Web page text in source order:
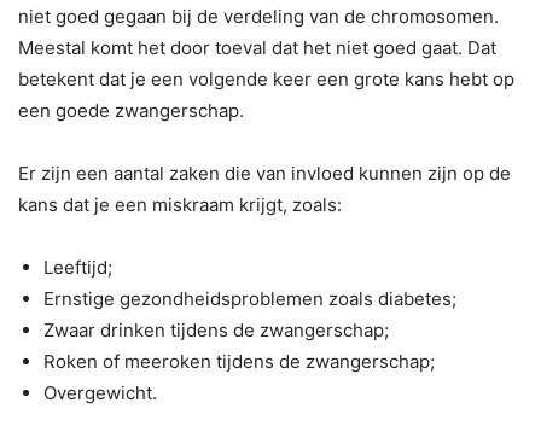
niet goed gegaan bij de verdeling van de chromosomen.
Meestal komt het door toeval dat het niet goed gaat. Dat
betekent dat je een volgende keer een grote kans hebt op
een goede zwangerschap.
Er zijn een aantal zaken die van invloed kunnen zijn op de
kans dat je een miskraam krijgt, zoals:
Leeftijd;
Ernstige gezondheidsproblemen zoals diabetes;
Zwaar drinken tijdens de zwangerschap;
Roken of meeroken tijdens de zwangerschap;
Overgewicht.